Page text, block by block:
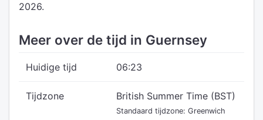
2026.
Meer over de tijd in Guernsey
Huidige tijd 06:23
Tijdzone British Summer Time (BST)
Standaard tijdzone: Greenwich